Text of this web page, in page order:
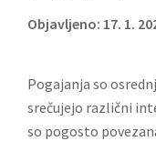
Objavljeno: 17. 1.
Pogajanja so
srečujejo različni
so pogosto